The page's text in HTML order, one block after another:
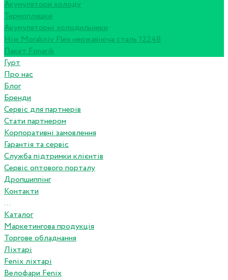
Акумулятори холоду
Термопляшки
Акумуляторні холодильники
Ніж Morakniv Flex нержавіюча сталь 12248
Пакет Fonarik
Гурт
Про нас
Блог
Бренди
Сервіс для партнерів
Стати партнером
Корпоративні замовлення
Гарантія та сервіс
Служба підтримки клієнтів
Сервіс оптового порталу
Дропшиппінг
Контакти
...
Каталог
Маркетингова продукція
Торгове обладнання
Ліхтарі
Fenix ліхтарі
Велофари Fenix